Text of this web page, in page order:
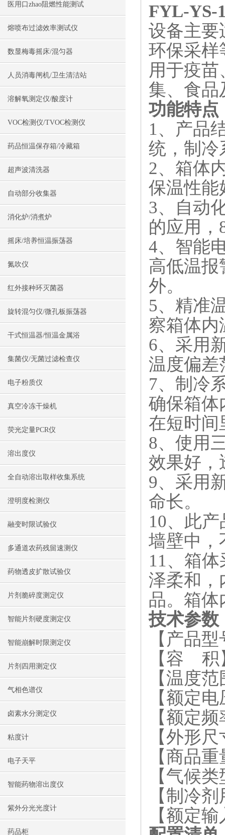
医用口zhao阻燃性能测试
熔喷布过滤效率测试仪
数显梅毒摇床/混匀器
人员消毒闸机/卫生清洁站
溶解氧测定仪/酸度计
VOC检测仪/TVOC检测仪
药品恒温保存箱/冷藏箱
超声波清洗器
自动部分收集器
消化炉/消煮炉
摇床/培养恒温振荡器
氮吹仪
红外接种环灭菌器
旋转混匀仪/微孔板振荡器
干式恒温器/恒温金属浴
集菌仪/无菌过滤检查仪
电子粉质仪
真空冷冻干燥机
荧光定量PCR仪
溶出度仪
全自动溶出取样收集系统
澄明度检测仪
融变时限试验仪
多通道农药残留速测仪
药物透皮扩散试验仪
片剂脆碎度测定仪
智能片剂硬度测定仪
智能崩解时限测定仪
片剂四用测定仪
气相色谱仪
卤素水分测定仪
粘度计
电子天平
智能药物溶出度仪
紫外分光光度计
药品柜
FYL-YS-
设备主要
环保采样
用于疫
集、食品
功能特点
1、产品
统，制冷
2、箱体
保温性能
3、自动
的应用，
4、智能
高低温报
外。
5、精准
察箱体内
6、采用
温度偏差
7、制冷
确保箱体
在短时间
8、使用
效果好，
9、采用
命长。
10、此
墙壁中，
11、箱
泽柔和，
品。箱体
技术参数
【产品
【容 积
【温度
【额定
【额定
【外形
【商品
【气候
【制冷
【额定